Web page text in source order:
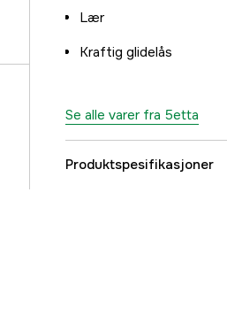
Lær
Kraftig glidelås
Se alle varer fra 5etta
Produktspesifikasjoner